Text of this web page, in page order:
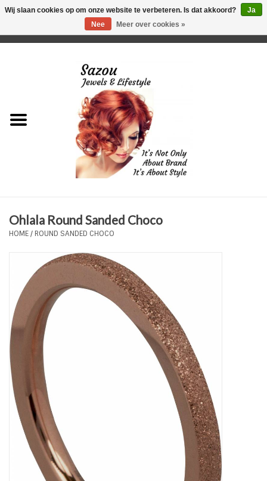
Just for Him
Plus Size Sieraden
Enkelbandjes
Tassen en meer
Haaraccesoires
Zonnebrillen
Fashion
ON THE BEACH
Charmin*s
Ohlala Round Sanded Choco
HOME/ ROUND SANDED CHOCO
Wij slaan cookies op om onze website te verbeteren. Is dat akkoord?
Ja
Nee
Meer over cookies »